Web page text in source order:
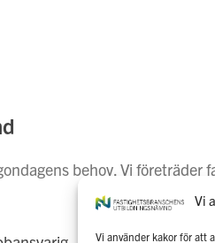
Vi
Vi använder kakor för att
behov. Vi företräder